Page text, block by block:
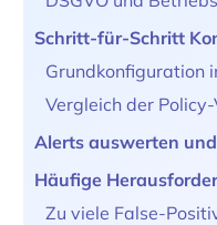
Schritt-für-Schritt
Grundkonfiguration
Vergleich der
Alerts auswerten
Häufige
Zu viele False-